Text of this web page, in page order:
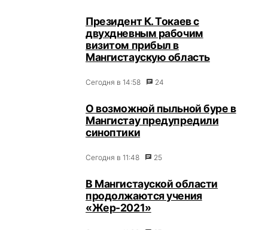
Президент К. Токаев с
двухдневным рабочим
визитом прибыл в
Мангистаускую область
Сегодня в 14:58 24
О возможной пыльной буре в
Мангистау предупредили
синоптики
Сегодня в 11:48 25
В Мангистауской области
продолжаются учения
«Жер-2021»